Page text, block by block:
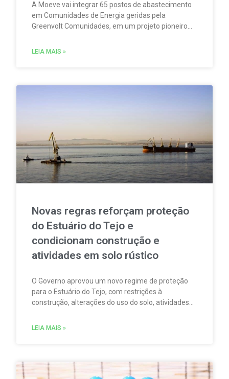
A Moeve vai integrar 65 postos de abastecimento
em Comunidades de Energia geridas pela
Greenvolt Comunidades, em um projeto pioneiro
consumir e partilhar energia renovável localmente.
LEIA MAIS »
Novas regras reforçam proteção
do Estuário do Tejo e
condicionam construção e
atividades em solo rústico
O Governo aprovou um novo regime de proteção
para o Estuário do Tejo, com restrições à
construção, alterações do uso do solo, atividades
motorizada e sobrevoos nas áreas abrangidas pela
LEIA MAIS »